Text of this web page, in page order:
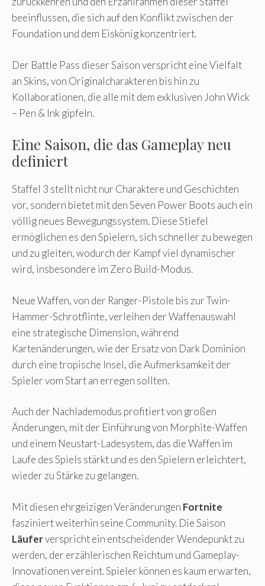
beeinflussen, die sich auf den Konflikt zwischen der
Foundation und dem Eiskönig konzentriert.
Der Battle Pass dieser Saison verspricht eine Vielfalt
an Skins, von Originalcharakteren bis hin zu
Kollaborationen, die alle mit dem exklusiven John Wick
– Pen & Ink gipfeln.
Eine Saison, die das Gameplay neu
definiert
Staffel 3 stellt nicht nur Charaktere und Geschichten
vor, sondern bietet mit den Seven Power Boots auch ein
völlig neues Bewegungssystem. Diese Stiefel
ermöglichen es den Spielern, sich schneller zu bewegen
und zu gleiten, wodurch der Kampf viel dynamischer
wird, insbesondere im Zero Build-Modus.
Neue Waffen, von der Ranger-Pistole bis zur Twin-
Hammer-Schrotflinte, verleihen der Waffenauswahl
eine strategische Dimension, während
Kartenänderungen, wie der Ersatz von Dark Dominion
durch eine tropische Insel, die Aufmerksamkeit der
Spieler vom Start an erregen sollten.
Auch der Nachlademodus profitiert von großen
Änderungen, mit der Einführung von Morphite-Waffen
und einem Neustart-Ladesystem, das die Waffen im
Laufe des Spiels stärkt und es den Spielern erleichtert,
wieder zu Stärke zu gelangen.
Mit diesen ehrgeizigen Veränderungen Fortnite
fasziniert weiterhin seine Community. Die Saison
Läuferverspricht ein entscheidender Wendepunkt zu
werden, der erzählerischen Reichtum und Gameplay-
Innovationen vereint. Spieler können es kaum erwarten,